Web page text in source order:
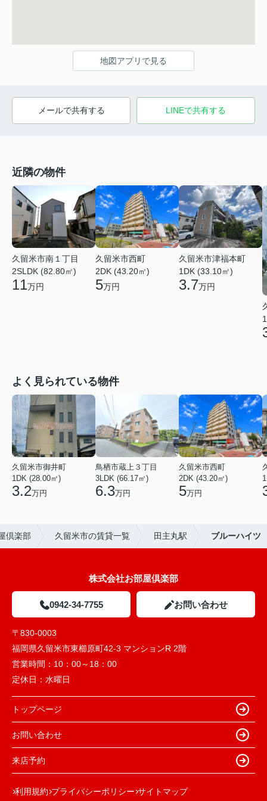
地図アプリで見る
メールで共有する LINEで共有する
近隣の物件
久留米市南１丁目
2SLDK (82.80㎡)
11万円
久留米市西町
2DK (43.20㎡)
5万円
久留米市津福本町
1DK (33.10㎡)
3.7万円
よく見られている物件
久留米市御井町
1DK (28.00㎡)
3.2万円
鳥栖市蔵上３丁目
3LDK (66.17㎡)
6.3万円
久留米市西町
2DK (43.20㎡)
5万円
倶楽部 久留米市の賃貸一覧 田主丸駅 ブルーハイツ
株式会社お部屋倶楽部
0942-34-7755 お問い合わせ
〒830-0003
福岡県久留米市東櫛原町42-3 マンションR 2階
営業時間： 10：00～18：00
定休日： 水曜日
トップページ
お問い合わせ
来店予約
利用規約 プライバシーポリシー サイトマップ